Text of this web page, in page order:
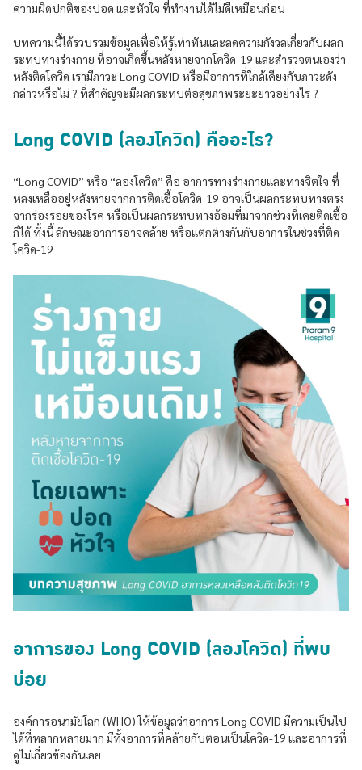
ความผิดปกติของปอด และหัวใจ ที่ทำงานได้ไม่ดีเหมือนก่อน
บทความนี้ได้รวบรวมข้อมูลเพื่อให้รู้เท่าทันและลดความกังวลเกี่ยวกับผลก
ระทบทางร่างกาย ที่อาจเกิดขึ้นหลังหายจากโควิด-19 และสำรวจตนเองว่า
หลังติดโควิด เรามีภาวะ Long COVID หรือมีอาการที่ใกล้เคียงกับภาวะดัง
กล่าวหรือไม่ ? ที่สำคัญจะมีผลกระทบต่อสุขภาพระยะยาวอย่างไร ?
Long COVID (ลองโควิด) คืออะไร?
“Long COVID” หรือ “ลองโควิด” คือ อาการทางร่างกายและทางจิตใจ ที่
หลงเหลืออยู่หลังหายจากการติดเชื้อโควิด-19 อาจเป็นผลกระทบทางตรง
จากร่องรอยของโรค หรือเป็นผลกระทบทางอ้อมที่มาจากช่วงที่เคยติดเชื้อ
ก็ได้ ทั้งนี้ ลักษณะอาการอาจคล้าย หรือแตกต่างกันกับอาการในช่วงที่ติด
โควิด-19
อาการของ Long COVID (ลองโควิด) ที่พบ
บ่อย
องค์การอนามัยโลก (WHO) ให้ข้อมูลว่าอาการ Long COVID มีความเป็นไป
ได้ที่หลากหลายมาก มีทั้งอาการที่คล้ายกับตอนเป็นโควิด-19 และอาการที่
ดูไม่เกี่ยวข้องกันเลย